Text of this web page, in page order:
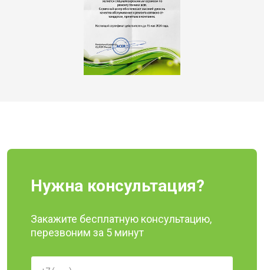
Нужна консультация?
Закажите бесплатную консультацию,
перезвоним за 5 минут